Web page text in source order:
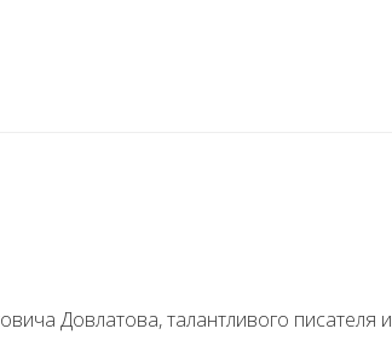
Довлатова, талантливого писателя и